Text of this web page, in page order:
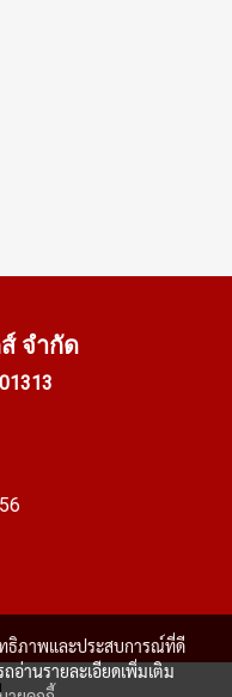
จำกัด
ทธิภาพและประสบการณ์ที่ดี
อ่านรายละเอียดเพิ่มเติม